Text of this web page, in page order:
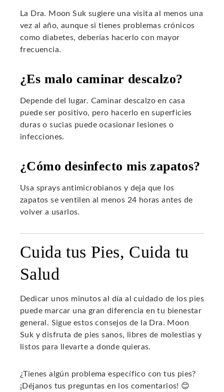
La Dra. Moon Suk sugiere una visita al menos una
vez al año, aunque si tienes problemas crónicos
como diabetes, deberías hacerlo con mayor
frecuencia.
¿Es malo caminar descalzo?
Depende del lugar. Caminar descalzo en casa
puede ser positivo, pero hacerlo en superficies
duras o sucias puede ocasionar lesiones o
infecciones.
¿Cómo desinfecto mis zapatos?
Usa sprays antimicrobianos y deja que los
zapatos se ventilen al menos 24 horas antes de
volver a usarlos.
Cuida tus Pies, Cuida tu
Salud
Dedicar unos minutos al día al cuidado de los pies
puede marcar una gran diferencia en tu bienestar
general. Sigue estos consejos de la Dra. Moon
Suk y disfruta de pies sanos, libres de molestias y
listos para llevarte a donde quieras.
¿Tienes algún problema específico con tus pies?
¡Déjanos tus preguntas en los comentarios! 😊